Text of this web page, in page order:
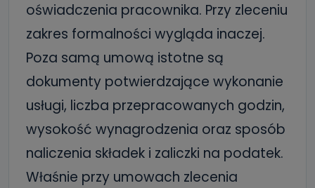
oświadczenia pracownika. Przy zleceniu
zakres formalności wygląda inaczej.
Poza samą umową istotne są
dokumenty potwierdzające wykonanie
usługi, liczba przepracowanych godzin,
wysokość wynagrodzenia oraz sposób
naliczenia składek i zaliczki na podatek.
Właśnie przy umowach zlecenia